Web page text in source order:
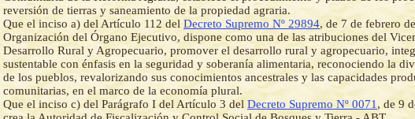
reversión de tierras y saneamiento de la propiedad agraria.
Que el inciso a) del Artículo 112 del Decreto Supremo Nº 29894, de 7 de febrero
Organización del Órgano Ejecutivo, dispone como una de las atribuciones del
Desarrollo Rural y Agropecuario, promover el desarrollo rural y agropecuario,
sustentable con énfasis en la seguridad y soberanía alimentaria, reconociendo la
de los pueblos, revalorizando sus conocimientos ancestrales y las capacidades
comunitarias, en el marco de la economía plural.
Que el inciso c) del Parágrafo I del Artículo 3 del Decreto Supremo Nº 0071 , de 9